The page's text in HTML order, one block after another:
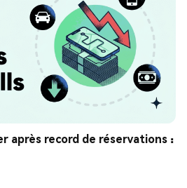
après record de réservations :